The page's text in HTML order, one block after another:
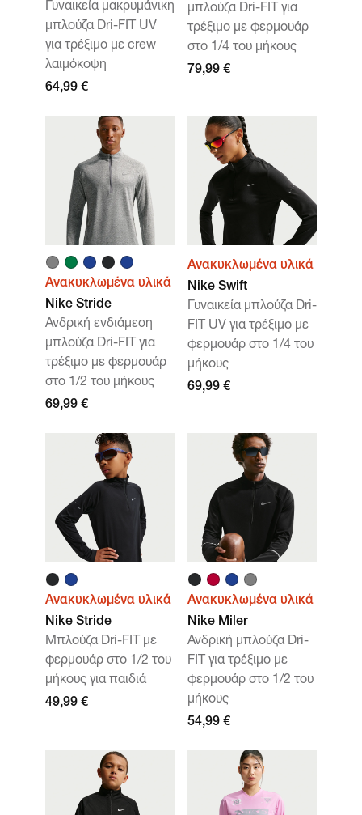
Γυναικεία μακρυμάνικη
μπλούζα Dri-FIT UV
για τρέξιμο με crew
λαιμόκοψη
64,99 €
μπλούζα Dri-FIT για
τρέξιμο με φερμουάρ
στο 1/4 του μήκους
79,99 €
Ανακυκλωμένα υλικά
Nike Stride
Ανδρική ενδιάμεση
μπλούζα Dri-FIT για
τρέξιμο με φερμουάρ
στο 1/2 του μήκους
69,99 €
Ανακυκλωμένα υλικά
Nike Swift
Γυναικεία μπλούζα Dri-
FIT UV για τρέξιμο με
φερμουάρ στο 1/4 του
μήκους
69,99 €
Ανακυκλωμένα υλικά
Nike Stride
Μπλούζα Dri-FIT με
φερμουάρ στο 1/2 του
μήκους για παιδιά
49,99 €
Ανακυκλωμένα υλικά
Nike Miler
Ανδρική μπλούζα Dri-
FIT για τρέξιμο με
φερμουάρ στο 1/2 του
μήκους
54,99 €